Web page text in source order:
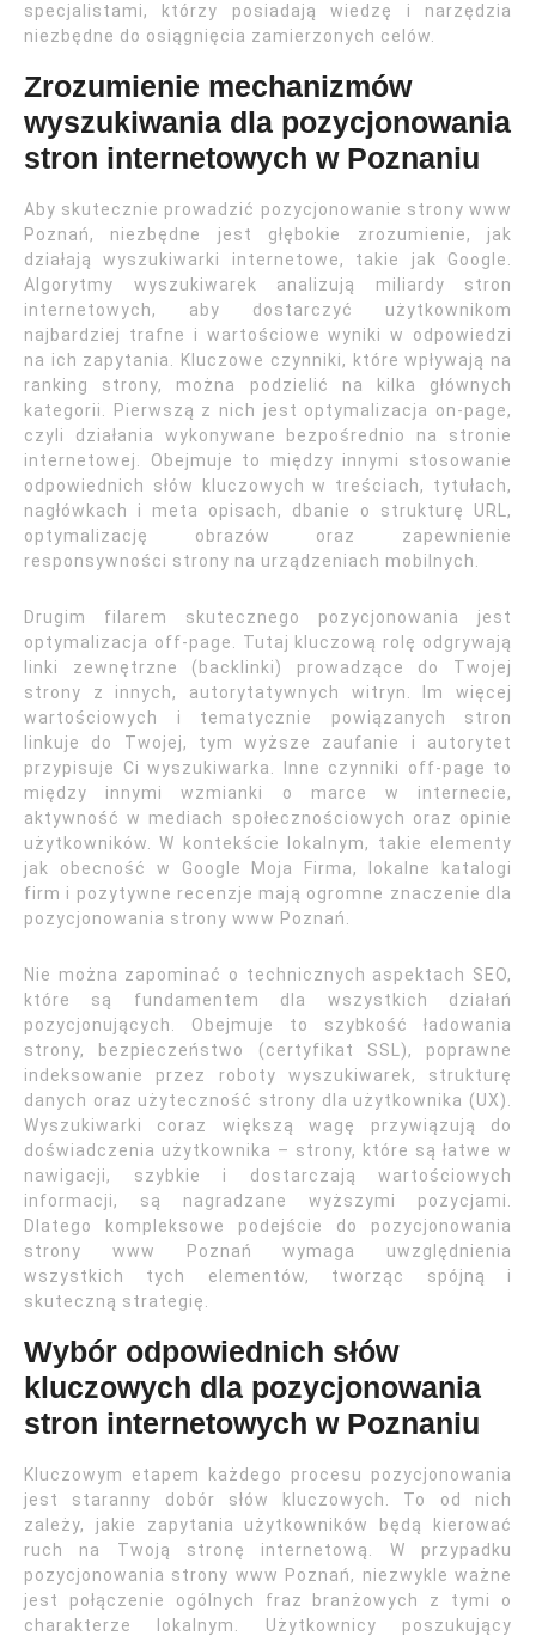
specjalistami, którzy posiadają wiedzę i narzędzia
niezbędne do osiągnięcia zamierzonych celów.
Zrozumienie mechanizmów
wyszukiwania dla pozycjonowania
stron internetowych w Poznaniu
Aby skutecznie prowadzić pozycjonowanie strony www
Poznań, niezbędne jest głębokie zrozumienie, jak
działają wyszukiwarki internetowe, takie jak Google.
Algorytmy wyszukiwarek analizują miliardy stron
internetowych, aby dostarczyć użytkownikom
najbardziej trafne i wartościowe wyniki w odpowiedzi
na ich zapytania. Kluczowe czynniki, które wpływają na
ranking strony, można podzielić na kilka głównych
kategorii. Pierwszą z nich jest optymalizacja on-page,
czyli działania wykonywane bezpośrednio na stronie
internetowej. Obejmuje to między innymi stosowanie
odpowiednich słów kluczowych w treściach, tytułach,
nagłówkach i meta opisach, dbanie o strukturę URL,
optymalizację obrazów oraz zapewnienie
responsywności strony na urządzeniach mobilnych.
Drugim filarem skutecznego pozycjonowania jest
optymalizacja off-page. Tutaj kluczową rolę odgrywają
linki zewnętrzne (backlinki) prowadzące do Twojej
strony z innych, autorytatywnych witryn. Im więcej
wartościowych i tematycznie powiązanych stron
linkuje do Twojej, tym wyższe zaufanie i autorytet
przypisuje Ci wyszukiwarka. Inne czynniki off-page to
między innymi wzmianki o marce w internecie,
aktywność w mediach społecznościowych oraz opinie
użytkowników. W kontekście lokalnym, takie elementy
jak obecność w Google Moja Firma, lokalne katalogi
firm i pozytywne recenzje mają ogromne znaczenie dla
pozycjonowania strony www Poznań.
Nie można zapominać o technicznych aspektach SEO,
które są fundamentem dla wszystkich działań
pozycjonujących. Obejmuje to szybkość ładowania
strony, bezpieczeństwo (certyfikat SSL), poprawne
indeksowanie przez roboty wyszukiwarek, strukturę
danych oraz użyteczność strony dla użytkownika (UX).
Wyszukiwarki coraz większą wagę przywiązują do
doświadczenia użytkownika – strony, które są łatwe w
nawigacji, szybkie i dostarczają wartościowych
informacji, są nagradzane wyższymi pozycjami.
Dlatego kompleksowe podejście do pozycjonowania
strony www Poznań wymaga uwzględnienia
wszystkich tych elementów, tworząc spójną i
skuteczną strategię.
Wybór odpowiednich słów
kluczowych dla pozycjonowania
stron internetowych w Poznaniu
Kluczowym etapem każdego procesu pozycjonowania
jest staranny dobór słów kluczowych. To od nich
zależy, jakie zapytania użytkowników będą kierować
ruch na Twoją stronę internetową. W przypadku
pozycjonowania strony www Poznań, niezwykle ważne
jest połączenie ogólnych fraz branżowych z tymi o
charakterze lokalnym. Użytkownicy poszukujący